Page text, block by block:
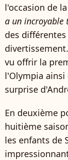
l'occasion de
a un incroyable
des
vu offrir la
l'Olympia ainsi
surprise
En deuxième
huitième
les enfants de